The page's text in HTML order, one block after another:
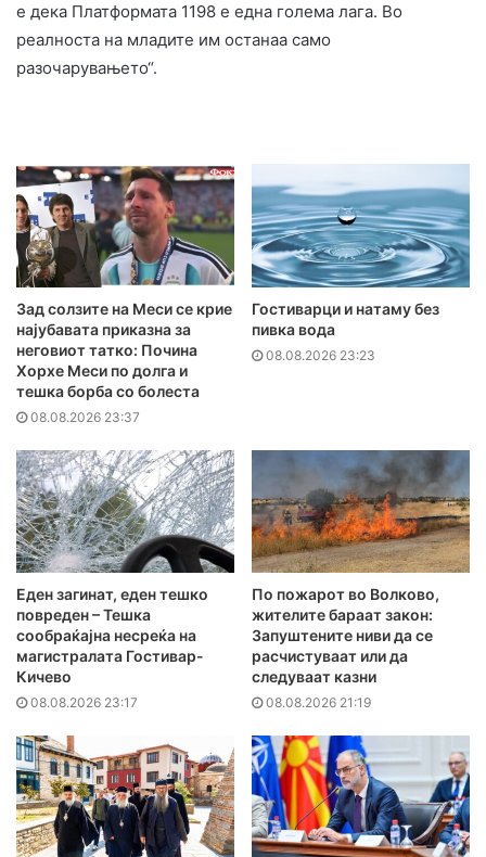
е дека Платформата 1198 е една голема лага. Во
реалноста на младите им останаа само
разочарувањето“.
Зад солзите на Меси се крие
најубавата приказна за
неговиот татко: Почина
Хорхе Меси по долга и
тешка борба со болеста
08.08.2026 23:37
Гостиварци и натаму без
пивка вода
08.08.2026 23:23
Еден загинат, еден тешко
повреден – Тешка
сообраќајна несреќа на
магистралата Гостивар-
Кичево
08.08.2026 23:17
По пожарот во Волково,
жителите бараат закон:
Запуштените ниви да се
расчистуваат или да
следуваат казни
08.08.2026 21:19